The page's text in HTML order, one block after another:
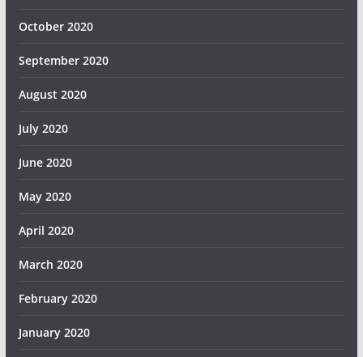
October 2020
September 2020
August 2020
July 2020
June 2020
May 2020
April 2020
March 2020
February 2020
January 2020